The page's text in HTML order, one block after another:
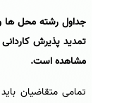
جداول رشته محل ها و
مشاهده است.
تمامی متقاضیان